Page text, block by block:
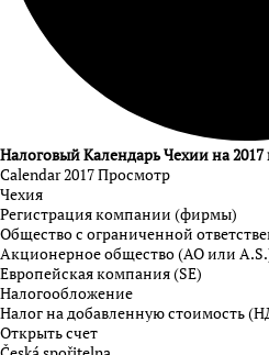
Налоговый Календарь Чехии на 2017
Calendar 2017Просмотр
Чехия
Регистрация компании (фирмы)
Общество с ограниченной
Акционерное общество (АО или
Европейская компания (SE)
Налогообложение
Налог на добавленную стоимость
Открыть счет